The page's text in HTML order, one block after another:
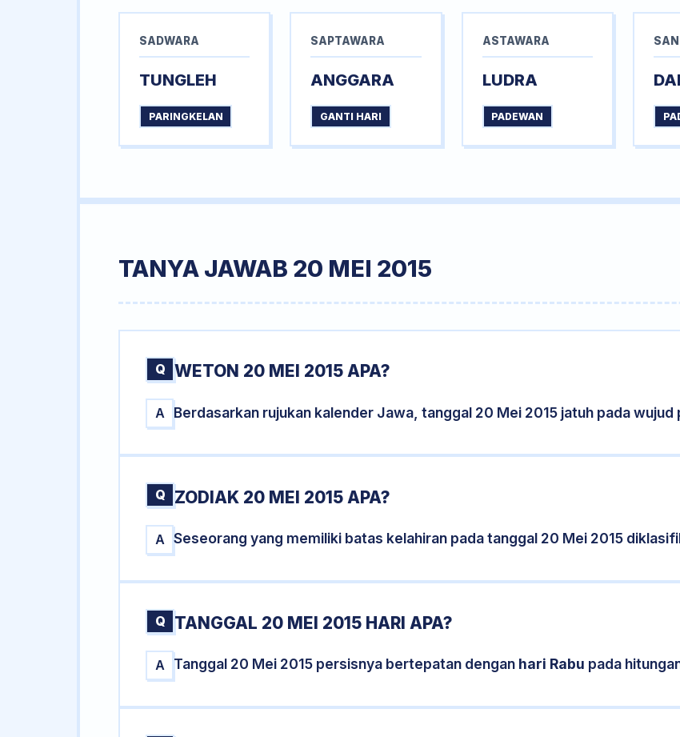
SADWARA
TUNGLEH
PARINGKELAN
SAPTAWARA
ANGGARA
GANTI HARI
ASTAWARA
LUDRA
PADEWAN
TANYA JAWAB 20 MEI 2015
Q WETON 20 MEI 2015 APA?
A Berdasarkan rujukan kalender Jawa, tanggal 20 Mei 2015 jatuh pada wujud
Q ZODIAK 20 MEI 2015 APA?
A Seseorang yang memiliki batas kelahiran pada tanggal 20 Mei 2015
Q TANGGAL 20 MEI 2015 HARI APA?
A Tanggal 20 Mei 2015 persisnya bertepatan dengan hari Rabu pada